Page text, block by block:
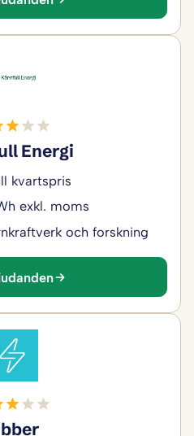
Energi
kvartspris
exkl. moms
och forskning